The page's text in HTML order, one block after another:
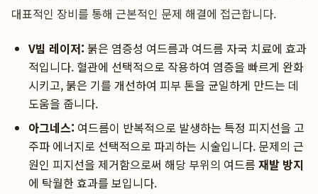
대표적인 장비를 통해 근본적인 문제 해결에 접근합니다.
V빔 레이저: 붉은 염증성 여드름과 여드름 자국 치료에 효과
적입니다. 혈관에 선택적으로 작용하여 염증을 빠르게 완화
시키고, 붉은 기를 개선하여 피부 톤을 균일하게 만드는 데
도움을 줍니다.
아그네스: 여드름이 반복적으로 발생하는 특정 피지선을 고
주파 에너지로 선택적으로 파괴하는 시술입니다. 문제의 근
원인 피지선을 제거함으로써 해당 부위의 여드름 재발 방지
에 탁월한 효과를 보입니다.